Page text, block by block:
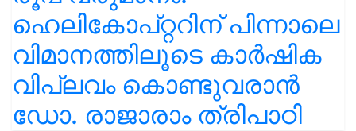
ഹെലികോപ്റ്ററിന് പിന്നാലെ
വിമാനത്തിലൂടെ കാർഷിക
വിപ്ലവം കൊണ്ടുവരാൻ
ഡോ. രാജാരാം ത്രിപാഠി